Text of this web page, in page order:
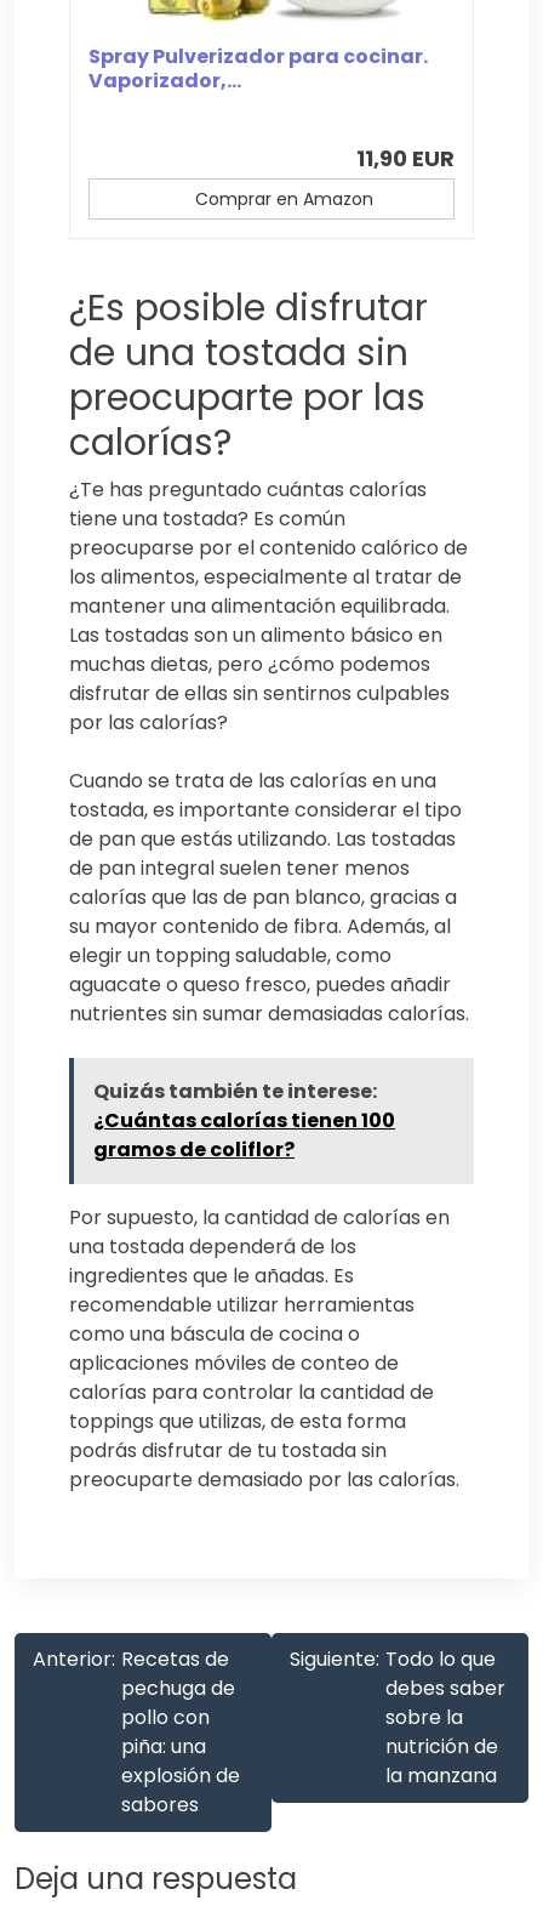
Spray Pulverizador para cocinar.
Vaporizador,...
11,90 EUR
Comprar en Amazon
¿Es posible disfrutar
de una tostada sin
preocuparte por las
calorías?
¿Te has preguntado cuántas calorías
tiene una tostada? Es común
preocuparse por el contenido calórico de
los alimentos, especialmente al tratar de
mantener una alimentación equilibrada.
Las tostadas son un alimento básico en
muchas dietas, pero ¿cómo podemos
disfrutar de ellas sin sentirnos culpables
por las calorías?
Cuando se trata de las calorías en una
tostada, es importante considerar el tipo
de pan que estás utilizando. Las tostadas
de pan integral suelen tener menos
calorías que las de pan blanco, gracias a
su mayor contenido de fibra. Además, al
elegir un topping saludable, como
aguacate o queso fresco, puedes añadir
nutrientes sin sumar demasiadas calorías.
Quizás también te interese:
¿Cuántas calorías tienen 100
gramos de coliflor?
Por supuesto, la cantidad de calorías en
una tostada dependerá de los
ingredientes que le añadas. Es
recomendable utilizar herramientas
como una báscula de cocina o
aplicaciones móviles de conteo de
calorías para controlar la cantidad de
toppings que utilizas, de esta forma
podrás disfrutar de tu tostada sin
preocuparte demasiado por las calorías.
Anterior: Recetas de
pechuga de
pollo con
piña: una
explosión de
sabores
Siguiente: Todo lo que
debes saber
sobre la
nutrición de
la manzana
Deja una respuesta